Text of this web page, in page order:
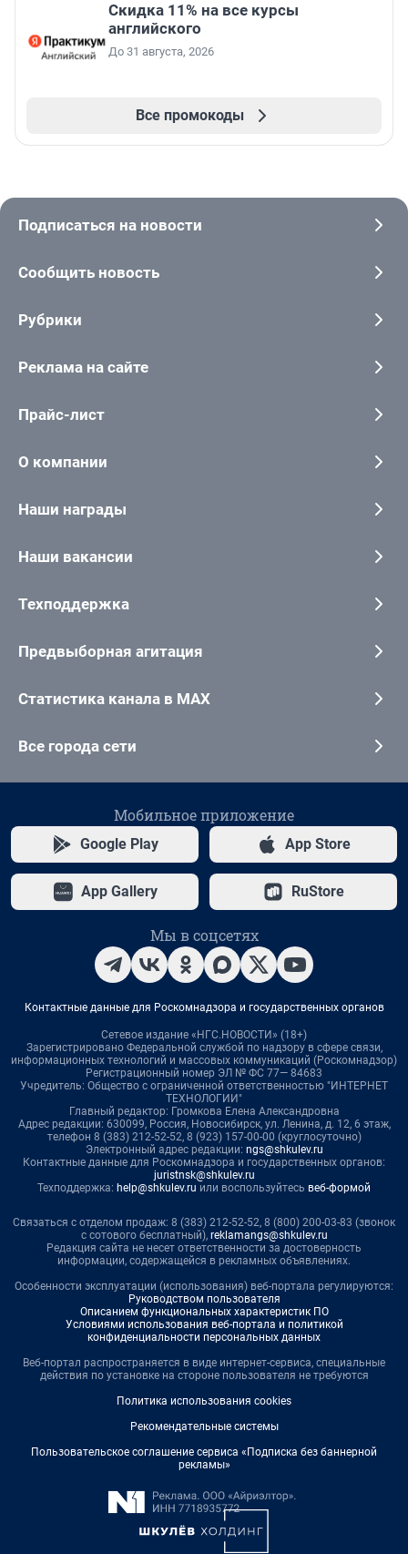
Скидка 11% на все курсы
английского
До 31 августа, 2026
Все промокоды
Подписаться на новости
Сообщить новость
Рубрики
Реклама на сайте
Прайс-лист
О компании
Наши награды
Наши вакансии
Техподдержка
Предвыборная агитация
Статистика канала в MAX
Все города сети
Мобильное приложение
Google Play App Store
App Gallery RuStore
Мы в соцсетях
Контактные данные для Роскомнадзора и государственных органов
Сетевое издание «НГС.НОВОСТИ» (18+)
Зарегистрировано Федеральной службой по надзору в сфере связи,
информационных технологий и массовых коммуникаций (Роскомнадзор)
Регистрационный номер ЭЛ № ФС 77— 84683
Учредитель: Общество с ограниченной ответственностью "ИНТЕРНЕТ
ТЕХНОЛОГИИ"
Главный редактор: Громкова Елена Александровна
Адрес редакции: 630099, Россия, Новосибирск, ул. Ленина, д. 12, 6 этаж,
телефон 8 (383) 212-52-52, 8 (923) 157-00-00 (круглосуточно)
Электронный адрес редакции: ngs@shkulev.ru
Контактные данные для Роскомнадзора и государственных органов:
juristnsk@shkulev.ru
Техподдержка: help@shkulev.ru или воспользуйтесь веб-формой
Связаться с отделом продаж: 8 (383) 212-52-52, 8 (800) 200-03-83 (звонок
с сотового бесплатный), reklamangs@shkulev.ru
Редакция сайта не несет ответственности за достоверность
информации, содержащейся в рекламных объявлениях.
Особенности эксплуатации (использования) веб-портала регулируются:
Руководством пользователя
Описанием функциональных характеристик ПО
Условиями использования веб-портала и политикой
конфиденциальности персональных данных
Веб-портал распространяется в виде интернет-сервиса, специальные
действия по установке на стороне пользователя не требуются
Политика использования cookies
Рекомендательные системы
Пользовательское соглашение сервиса «Подписка без баннерной
рекламы»